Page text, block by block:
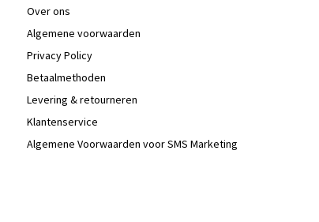
Over ons
Algemene voorwaarden
Privacy Policy
Betaalmethoden
Levering & retourneren
Klantenservice
Algemene Voorwaarden voor SMS Marketing